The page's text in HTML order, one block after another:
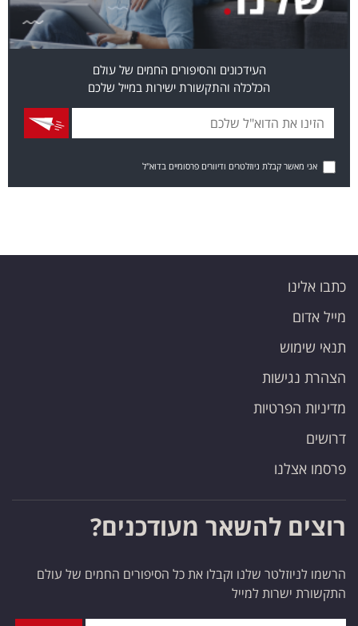
העידכונים והסיפורים החמים של עולם
הכלכלה והתקשורת ישירות במייל שלכם
אני מאשר קבלת ניוזלטרים ודיוורים פרסומיים בדוא"ל
כתבו אלינו
מייל אדום
תנאי שימוש
הצהרת נגישות
מדיניות הפרטיות
דרושים
פרסמו אצלנו
רוצים להשאר מעודכנים?
הרשמו לניוזלטר שלנו וקבלו את כל הסיפורים החמים של עולם
התקשורת ישרות למייל